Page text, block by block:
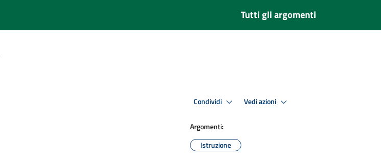
Tutti gli argomenti
Condividi Vedi azioni
Argomenti:
Istruzione